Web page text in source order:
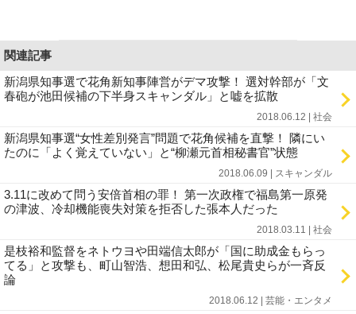
関連記事
新潟県知事選で花角新知事陣営がデマ攻撃！ 選対幹部が「文
春砲が池田候補の下半身スキャンダル」と嘘を拡散
2018.06.12 | 社会
新潟県知事選“女性差別発言”問題で花角候補を直撃！ 隣にい
たのに「よく覚えていない」と“柳瀬元首相秘書官”状態
2018.06.09 | スキャンダル
3.11に改めて問う安倍首相の罪！ 第一次政権で福島第一原発
の津波、冷却機能喪失対策を拒否した張本人だった
2018.03.11 | 社会
是枝裕和監督をネトウヨや田端信太郎が「国に助成金もらっ
てる」と攻撃も、町山智浩、想田和弘、松尾貴史らが一斉反
論
2018.06.12 | 芸能・エンタメ